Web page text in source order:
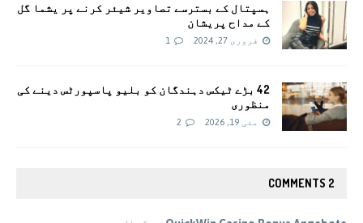
ہسپتال کے بسترسے تصاویر شیئر کرنے پر یشما گل
کے مداح پریشان
فروری 27, 2024 1
42 بڑے ٹیکس دہندگان کو بلیو پاسپورٹس دینے کی
منظوری
مئی 19, 2026 2
2 COMMENTS